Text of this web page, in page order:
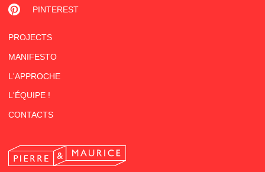
PROJECTS
MANIFESTO
L'APPROCHE
L'ÉQUIPE !
CONTACTS
PINTEREST